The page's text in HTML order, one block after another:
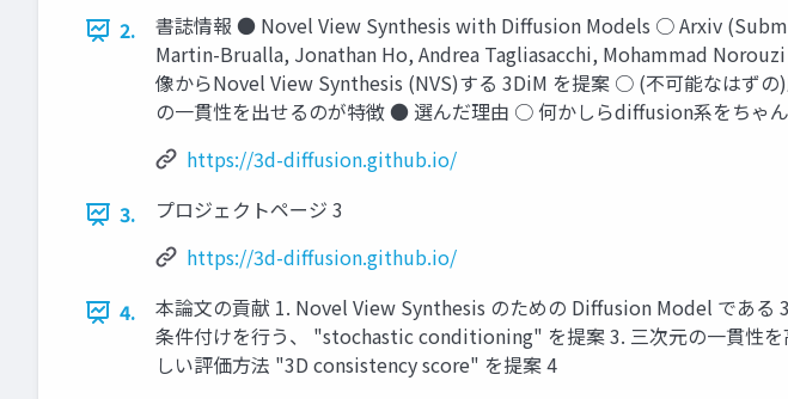
2.
書誌情報 ● Novel View Synthesis with Diffusion Models ○ Arxiv
Martin-Brualla, Jonathan Ho, Andrea Tagliasacchi, Mohammad
像からNovel View Synthesis (NVS)する 3DiM を提案 ○ (不可能なはず
の一貫性を出せるのが特徴 ● 選んだ理由 ○ 何かしらdiffusion系をちゃ
https://3d-diffusion.github.io/
3.
プロジェクトページ 3
https://3d-diffusion.github.io/
4.
本論文の貢献 1. Novel View Synthesis のための Diffusion Model であ
条件付けを行う、 "stochastic conditioning" を提案 3. 三次元の一貫性
しい評価方法 "3D consistency score" を提案 4